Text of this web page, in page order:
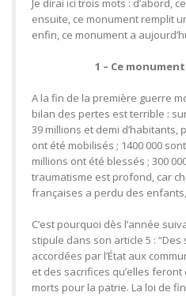
Je dirai ici trois mots : d’abord,
ensuite, ce monument remplit
enfin, ce monument a
1 – Ce
A la fin de la première guerre
bilan des pertes est terrible :
39 millions et demi d’habitants,
ont été mobilisés ; 1400 000
millions ont été blessés ; 300
traumatisme est profond, car
françaises a perdu des
C’est pourquoi dès l’année
stipule dans son article 5 :
accordées par l’État aux
et des sacrifices qu’elles
morts pour la patrie. La loi de